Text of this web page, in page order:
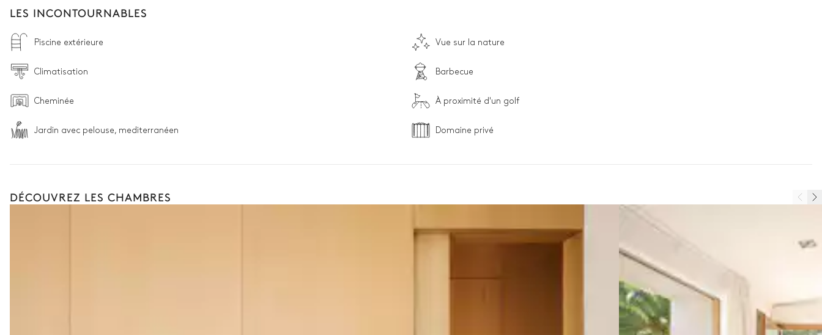
LES INCONTOURNABLES
Piscine extérieure Vue sur la nature
Climatisation Barbecue
Cheminée À proximité d'un golf
Jardin avec pelouse, mediterranéen Domaine privé
DÉCOUVREZ LES CHAMBRES